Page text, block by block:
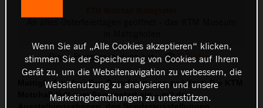
Diese Pressemitteilung hat: 5 Bilder
Mattighofen. An allen Osterfeiertagen geöffnet: Die KTM
Motohall lädt zum Saisonstart ein – mit drei
Wenn Sie auf „Alle Cookies akzeptieren“ klicken,
stimmen Sie der Speicherung von Cookies auf Ihrem
Gerät zu, um die Websitenavigation zu verbessern, die
Websitenutzung zu analysieren und unsere
Marketingbemühungen zu unterstützen.